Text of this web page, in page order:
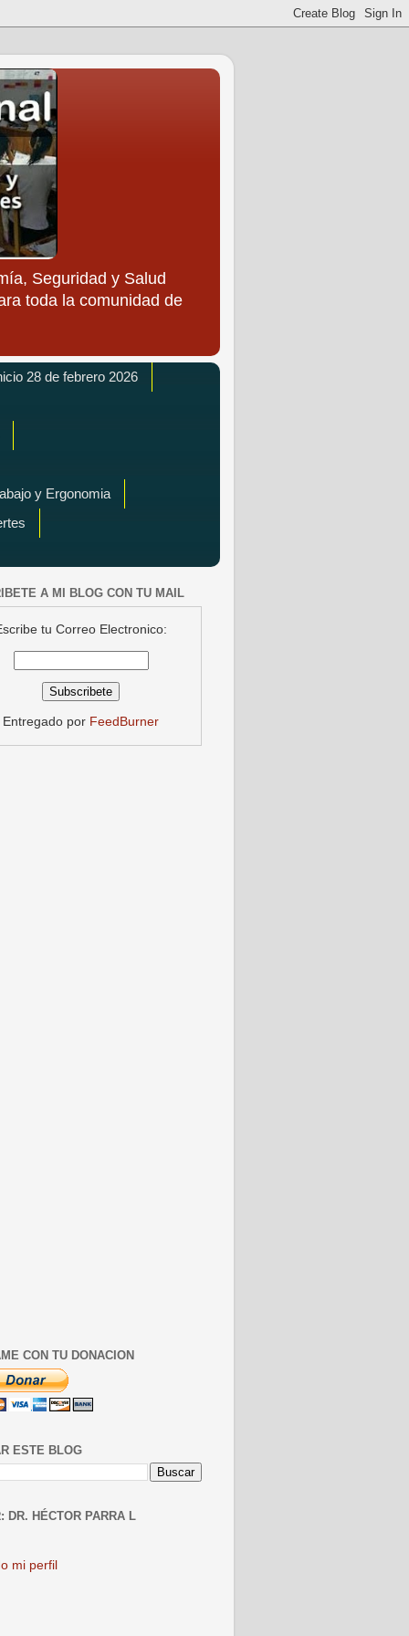
Seguridad y Salud
toda la comunidad de
28 de febrero 2026
y Ergonomia
A MI BLOG CON TU MAIL
tu Correo Electronico:
Entregado por FeedBurner
CON TU DONACION
ESTE BLOG
DR. HÉCTOR PARRA L
mi perfil